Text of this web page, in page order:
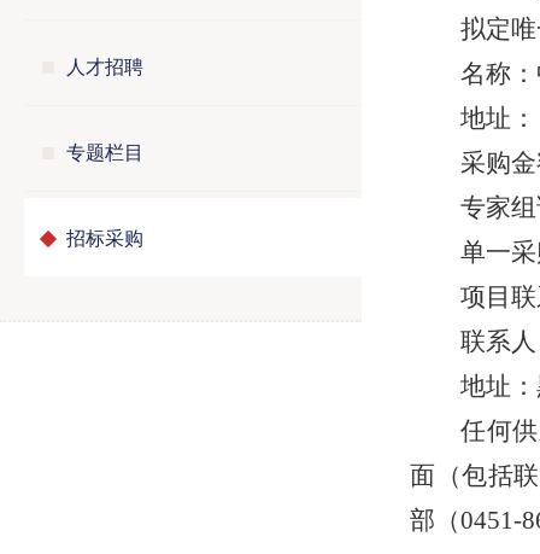
人才招聘
专题栏目
招标采购
拟定
名称
地址
采购
专家
单一
项目
联系
地址
任何
面（包括
部（0451-